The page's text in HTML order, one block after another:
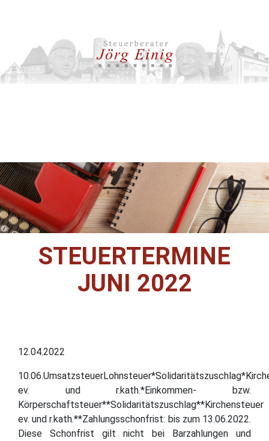
STEUERTERMINE
JUNI 2022
12.04.2022
ev. und r.kath.*Einkommen- bzw.
Körperschaftsteuer**Solidaritätszuschlag**Kirchensteuer
ev. und r.kath.**Zahlungsschonfrist: bis zum 13.06.2022.
Diese Schonfrist gilt nicht bei Barzahlungen und